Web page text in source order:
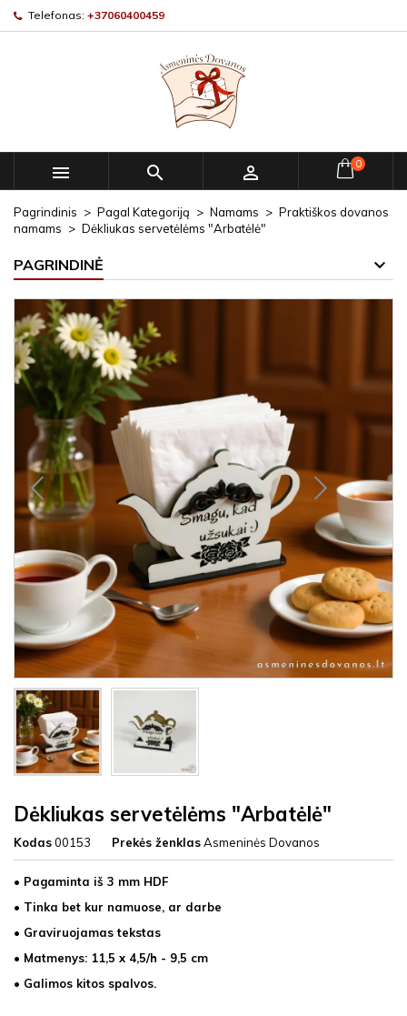
Telefonas: +37060400459
   0
Pagrindinis Pagal Kategoriją Namams
Praktiškos dovanos
namams
Dėkliukas servetėlėms "Arbatėlė"
PAGRINDINĖ
Dėkliukas servetėlėms "Arbatėlė"
Kodas00153 Prekės ženklasAsmeninės Dovanos
• Pagaminta iš 3 mm HDF
• Tinka bet kur namuose, ar darbe
• Graviruojamas tekstas
• Matmenys: 11,5 x 4,5/h - 9,5 cm
• Galimos kitos spalvos.